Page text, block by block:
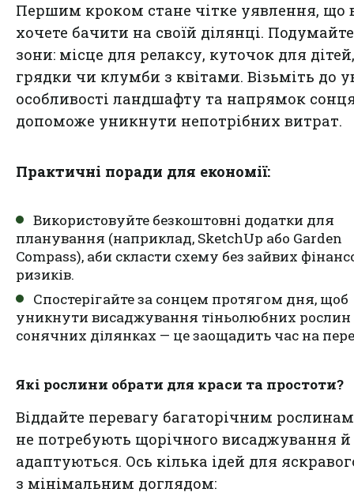
Першим кроком стане чітке уявлення, що
хочете бачити на своїй ділянці.
зони: місце для релаксу, куточок для дітей,
грядки чи клумби з квітами. Візьміть до
особливості ландшафту та напрямок
допоможе уникнути непотрібних витрат.
Практичні поради для економії:
Використовуйте безкоштовні додатки для
планування (наприклад, SketchUp або Garden
Compass), аби скласти схему без зайвих
ризиків.
Спостерігайте за сонцем протягом дня, щоб
уникнути висаджування тіньолюбних рослин
сонячних ділянках — це заощадить час на
Які рослини обрати для краси та простоти?
Віддайте перевагу багаторічним
не потребують щорічного висаджування й
адаптуються. Ось кілька ідей для
з мінімальним доглядом: